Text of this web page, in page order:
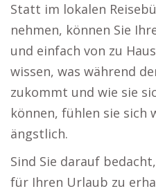
Statt im lokalen
nehmen, können Sie
und einfach von zu
wissen, was während
zukommt und wie sie
können, fühlen sie
ängstlich.
Sind Sie darauf
für Ihren Urlaub zu